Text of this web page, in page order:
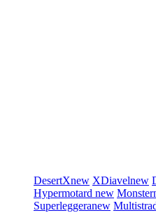
DesertXnew XDiavelnew
Hypermotard new Monster
Superleggeranew